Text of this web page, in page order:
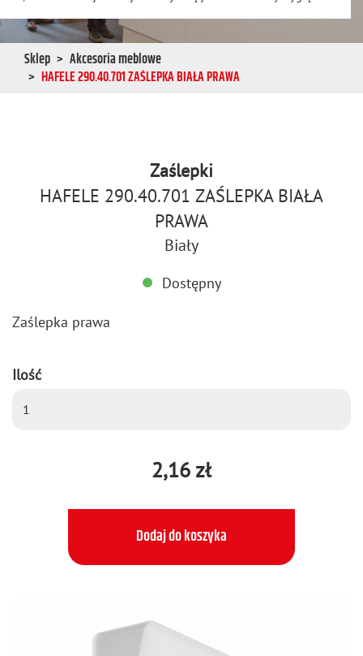
Sklep
Akcesoria meblowe
HAFELE 290.40.701 ZAŚLEPKA BIAŁA PRAWA
Zaślepki
HAFELE 290.40.701 ZAŚLEPKA BIAŁA
PRAWA
Biały
Dostępny
Za­ślep­ka prawa
Ilość
2,16 zł
Dodaj do koszyka